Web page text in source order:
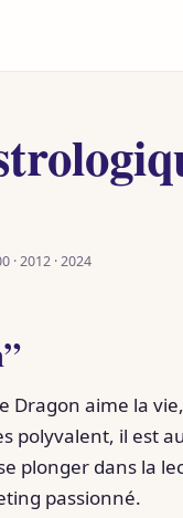
· 2012 · 2024
Dragon aime la
polyvalent, il est
plonger dans la
passionné.